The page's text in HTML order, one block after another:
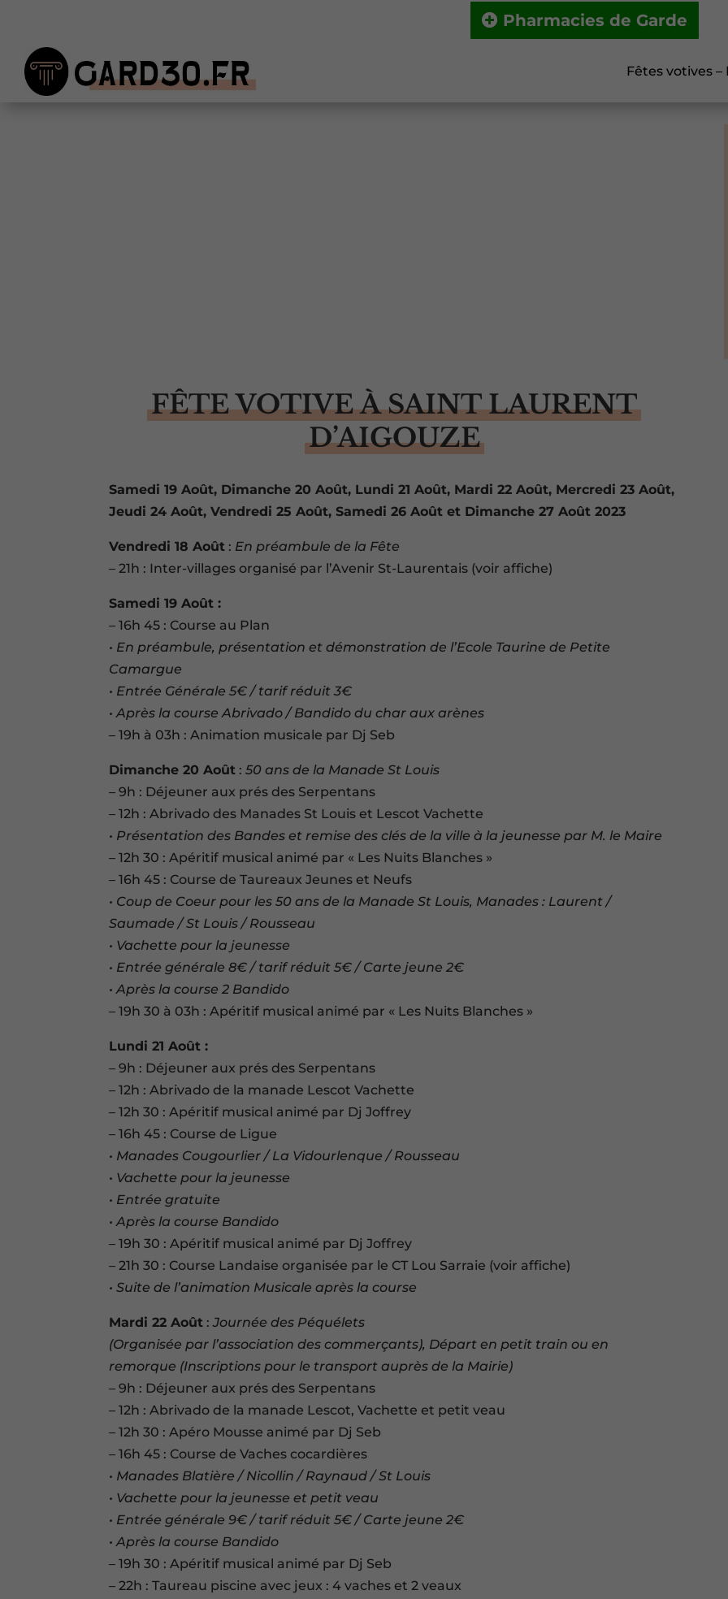
Pharmacies de Garde
Fêtes votives –
FÊTE VOTIVE À SAINT LAURENT
D’AIGOUZE
Samedi 19 Août, Dimanche 20 Août, Lundi 21 Août, Mardi 22 Août, Mercredi 23 Août,
Jeudi 24 Août, Vendredi 25 Août, Samedi 26 Août et Dimanche 27 Août 2023
Vendredi 18 Août : En préambule de la Fête
– 21h : Inter-villages organisé par l’Avenir St-Laurentais (voir affiche)
Samedi 19 Août :
– 16h 45 : Course au Plan
• En préambule, présentation et démonstration de l’Ecole Taurine de Petite
Camargue
• Entrée Générale 5€ / tarif réduit 3€
• Après la course Abrivado / Bandido du char aux arènes
– 19h à 03h : Animation musicale par Dj Seb
Dimanche 20 Août :50 ans de la Manade St Louis
– 9h : Déjeuner aux prés des Serpentans
– 12h : Abrivado des Manades St Louis et Lescot Vachette
• Présentation des Bandes et remise des clés de la ville à la jeunesse par M. le Maire
– 12h 30 : Apéritif musical animé par « Les Nuits Blanches »
– 16h 45 : Course de Taureaux Jeunes et Neufs
• Coup de Coeur pour les 50 ans de la Manade St Louis, Manades : Laurent /
Saumade / St Louis / Rousseau
• Vachette pour la jeunesse
• Entrée générale 8€ / tarif réduit 5€ / Carte jeune 2€
• Après la course 2 Bandido
– 19h 30 à 03h : Apéritif musical animé par « Les Nuits Blanches »
Lundi 21 Août :
– 9h : Déjeuner aux prés des Serpentans
– 12h : Abrivado de la manade Lescot Vachette
– 12h 30 : Apéritif musical animé par Dj Joffrey
– 16h 45 : Course de Ligue
• Manades Cougourlier / La Vidourlenque / Rousseau
• Vachette pour la jeunesse
• Entrée gratuite
• Après la course Bandido
– 19h 30 : Apéritif musical animé par Dj Joffrey
– 21h 30 : Course Landaise organisée par le CT Lou Sarraie (voir affiche)
• Suite de l’animation Musicale après la course
Mardi 22 Août :Journée des Péquélets
(Organisée par l’association des commerçants), Départ en petit train ou en
remorque (Inscriptions pour le transport auprès de la Mairie)
– 9h : Déjeuner aux prés des Serpentans
– 12h : Abrivado de la manade Lescot, Vachette et petit veau
– 12h 30 : Apéro Mousse animé par Dj Seb
– 16h 45 : Course de Vaches cocardières
• Manades Blatière / Nicollin / Raynaud / St Louis
• Vachette pour la jeunesse et petit veau
• Entrée générale 9€ / tarif réduit 5€ / Carte jeune 2€
• Après la course Bandido
– 19h 30 : Apéritif musical animé par Dj Seb
– 22h : Taureau piscine avec jeux : 4 vaches et 2 veaux